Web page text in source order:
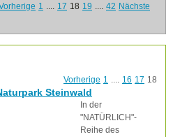
1 .... 17 18 19 .... 42 Nächste
Vorherige 1 .... 16 17 18
Steinwald
In der
"NATÜRLICH"-
Reihe des